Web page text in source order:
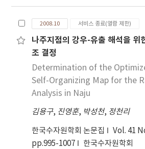
지 못하고 있다. 연안보호 구조물
블럭이 국내외 연안에 시공되고 있
존 구조물들은 사람의 접근성이 어
공되어 있어 친수성이 부족한 실
는 이런 점들을 보완하여 사람들의
서 연
2008.10 서비스 종료(열람 제한)
나주지점의 강우-유출 해석을 위
조 결정
Determination of the
Self-Organizing Map for the
Analysis in Naju
김용구, 진영훈, 박성천, 정천리
한국수자원학회 논문집
Vol. 41
pp.995-1007
한국수자원학회